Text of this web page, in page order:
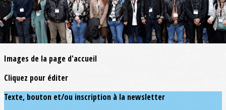
Page d'accueil
Actualités
?>
Images de la page d'accueil
Cliquez pour éditer
Texte, bouton et/ou inscription à la newsletter